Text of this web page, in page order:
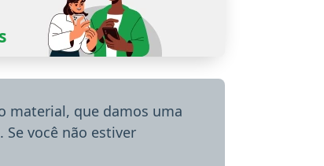
material, que damos uma
você não estiver